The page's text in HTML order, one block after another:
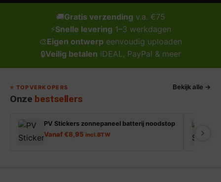
🚚Gratis verzending v.a. €75
⚡Snelle levering 1–3 werkdagen
🎨Eigen ontwerp eenvoudig uploaden
🔒Veilig betalen iDEAL, PayPal & meer
⭐ TOPVERKOPERS
Onze bestsellers
Bekijk alle →
PV Stickers zonnepaneel batterij noodstop
Vanaf€8,95 incl. BTW